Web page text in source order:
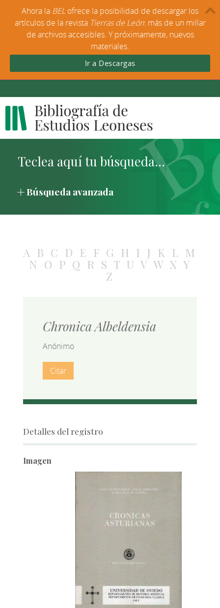
Búsqueda avanzada
A B C D E F G H I J K L M
N O P Q R S T U V W X Y
Z
Chronica Albeldensia
Anónimo
Citar
Detalles del registro
Imagen
Ahora la BEL ofrece la posibilidad de descargar los
artículos de la revista Tierras de León: más de un millar
de archivos accesibles. Y próximamente, nuevos
materiales.
Ir a Descargas